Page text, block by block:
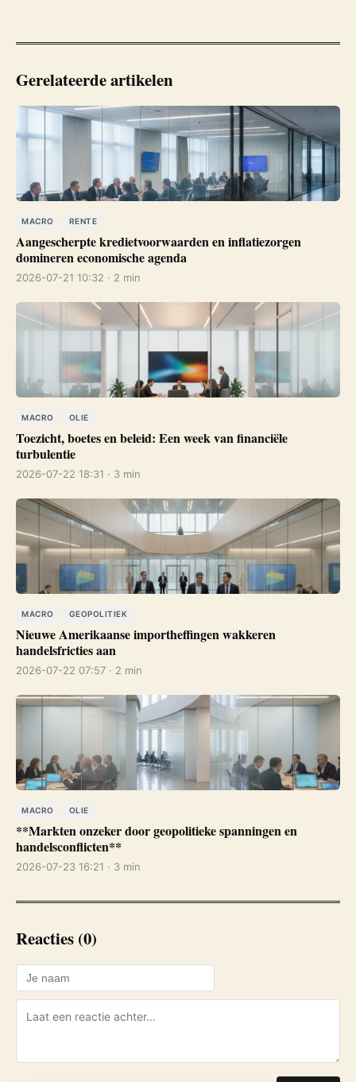
Gerelateerde artikelen
MACRO RENTE
Aangescherpte kredietvoorwaarden en inflatiezorgen
domineren economische agenda
2026-07-21 10:32 · 2 min
MACRO OLIE
Toezicht, boetes en beleid: Een week van financiële
turbulentie
2026-07-22 18:31 · 3 min
MACRO GEOPOLITIEK
Nieuwe Amerikaanse importheffingen wakkeren
handelsfricties aan
2026-07-22 07:57 · 2 min
MACRO OLIE
**Markten onzeker door geopolitieke spanningen en
handelsconflicten**
2026-07-23 16:21 · 3 min
Reacties (0)